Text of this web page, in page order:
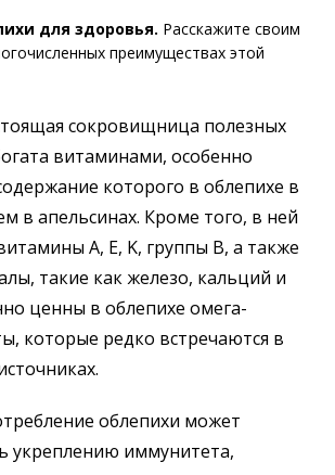
для здоровья. Расскажите своим
преимуществах этой
сокровищница полезных
витаминами, особенно
которого в облепихе в
в апельсинах. Кроме того, в ней
A, E, K, группы B, а также
такие как железо, кальций и
ценны в облепихе омега-
которые редко встречаются в
облепихи может
укреплению иммунитета,